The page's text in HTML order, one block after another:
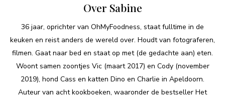
Over Sabine
36 jaar, oprichter van OhMyFoodness, staat fulltime in de
keuken en reist anders de wereld over. Houdt van fotograferen,
filmen. Gaat naar bed en staat op met (de gedachte aan) eten.
Woont samen zoontjes Vic (maart 2017) en Cody (november
2019), hond Cass en katten Dino en Charlie in Apeldoorn.
Auteur van acht kookboeken, waaronder de bestseller Het